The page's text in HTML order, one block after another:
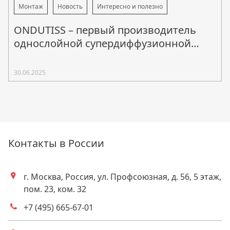
Монтаж Новость Интересно и полезно
ONDUTISS – первый производитель
однослойной супердиффузионной
30.06.2025
Контакты в России
Адрес
г. Москва, Россия, ул. Профсоюзная, д. 56, 5 этаж,
пом. 23, ком. 32
+7 (495) 665-67-01